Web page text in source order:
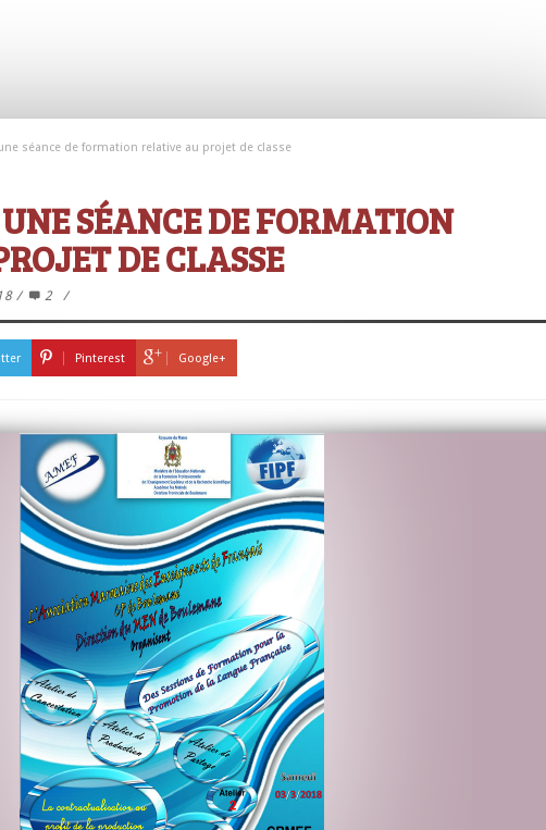
séance de formation relative au projet de classe
SÉANCE DE FORMATION
DE CLASSE
/ 2 /
Pinterest Google+